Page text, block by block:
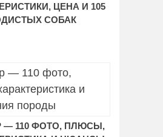
ЦЕНА И 105
СОБАК
— 110 ФОТО, ПЛЮСЫ,